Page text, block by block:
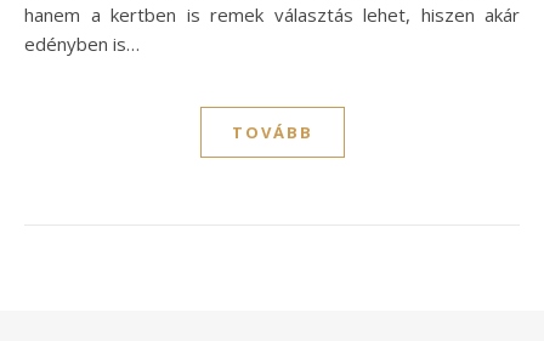
hanem a kertben is remek választás lehet, hiszen akár
edényben is…
TOVÁBB